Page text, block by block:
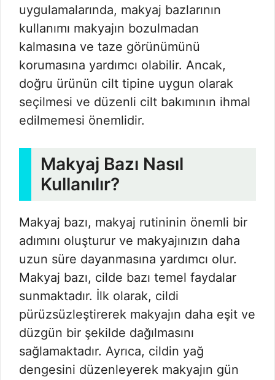
uygulamalarında, makyaj bazlarının
kullanımı makyajın bozulmadan
kalmasına ve taze görünümünü
korumasına yardımcı olabilir. Ancak,
doğru ürünün cilt tipine uygun olarak
seçilmesi ve düzenli cilt bakımının ihmal
edilmemesi önemlidir.
Makyaj Bazı Nasıl
Kullanılır?
Makyaj bazı, makyaj rutininin önemli bir
adımını oluşturur ve makyajınızın daha
uzun süre dayanmasına yardımcı olur.
Makyaj bazı, cilde bazı temel faydalar
sunmaktadır. İlk olarak, cildi
pürüzsüzleştirerek makyajın daha eşit ve
düzgün bir şekilde dağılmasını
sağlamaktadır. Ayrıca, cildin yağ
dengesini düzenleyerek makyajın gün